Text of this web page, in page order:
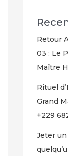
Retour
03 : Le
Maître
Rituel
Grand
+229
Jeter